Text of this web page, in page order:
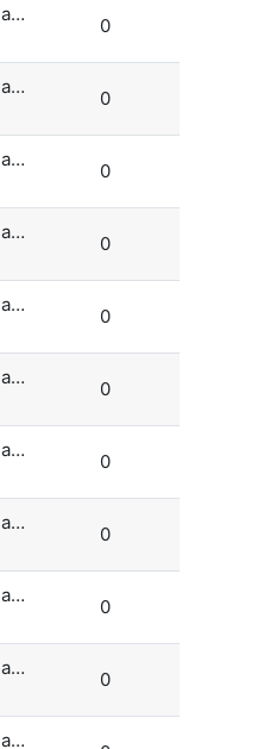
Ana Paola Amadeo
0
Ana Paola Amadeo
0
Ana Paola Amadeo
0
Ana Paola Amadeo
0
Ana Paola Amadeo
0
Ana Paola Amadeo
0
Ana Paola Amadeo
0
Ana Paola Amadeo
0
Ana Paola Amadeo
0
Ana Paola Amadeo
0
Ana Paola Amadeo